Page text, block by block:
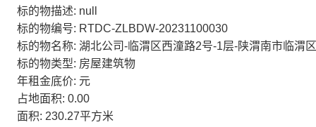
标的物描述: null
标的物编号: RTDC-ZLBDW-20231100030
标的物名称: 湖北公司-临渭区西潼路2号-1层-陕渭南市临渭
标的物类型: 房屋建筑物
年租金底价: 元
占地面积: 0.00
面积: 230.27平方米